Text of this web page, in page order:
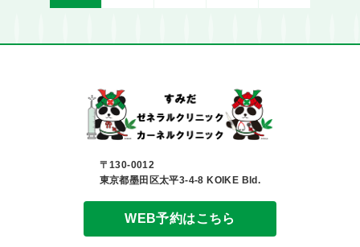
〒130-0012
東京都墨田区太平3-4-8 KOIKE Bld.
WEB予約はこちら